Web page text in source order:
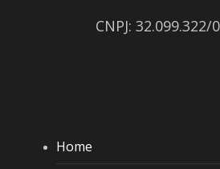
CNPJ: 32.099.322/
Home